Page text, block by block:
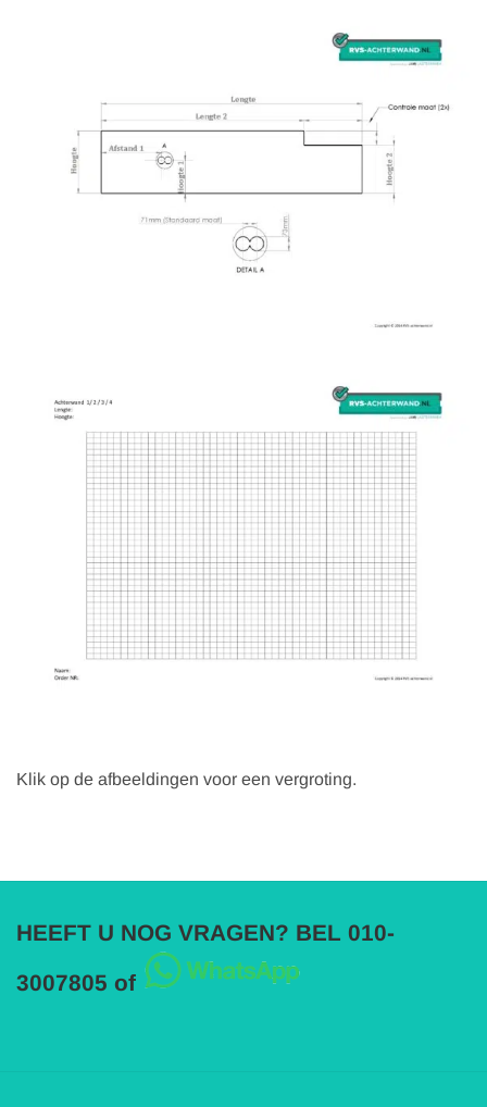
Klik op de afbeeldingen voor een vergroting.
HEEFT U NOG VRAGEN? BEL 010-
3007805 of